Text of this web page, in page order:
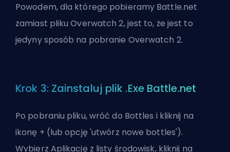
Powodem, dla którego pobieramy Battle.net
zamiast pliku Overwatch 2, jest to, że jest to
jedyny sposób na pobranie Overwatch 2.
Krok 3: Zainstaluj plik .Exe Battle.net
Po pobraniu pliku, wróć do Bottles i kliknij na
ikonę + (lub opcję 'utwórz nowe bottles').
Wybierz Aplikację z listy środowisk, kliknij na